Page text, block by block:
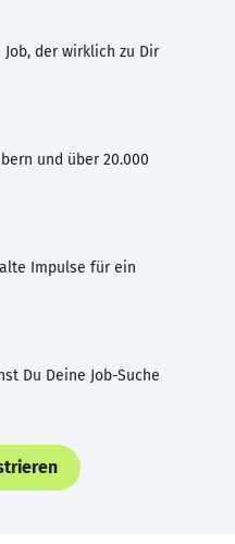
der wirklich zu Dir
und über 20.000
Impulse für ein
Du Deine Job-Suche